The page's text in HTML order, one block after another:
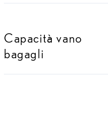
Capacità vano
bagagli